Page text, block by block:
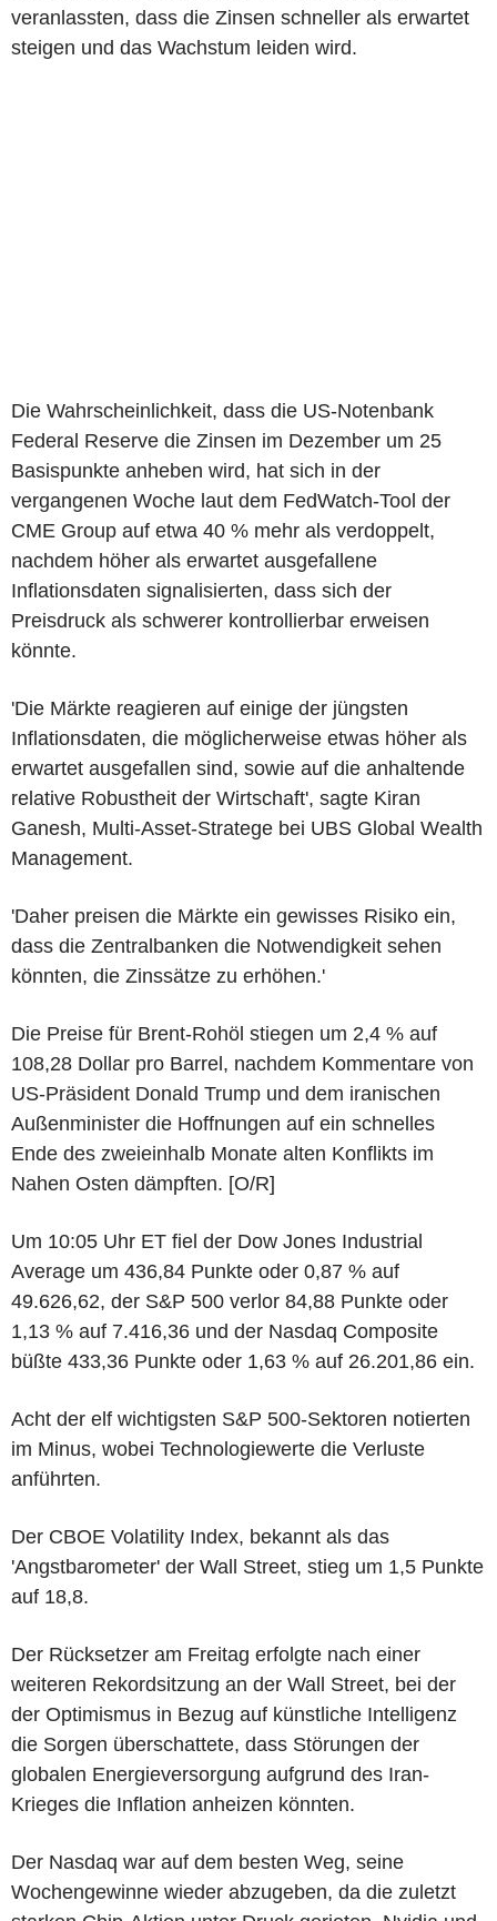
veranlassten, dass die Zinsen schneller als erwartet
steigen und das Wachstum leiden wird.
Die Wahrscheinlichkeit, dass die US-Notenbank
Federal Reserve die Zinsen im Dezember um 25
Basispunkte anheben wird, hat sich in der
vergangenen Woche laut dem FedWatch-Tool der
CME Group auf etwa 40 % mehr als verdoppelt,
nachdem höher als erwartet ausgefallene
Inflationsdaten signalisierten, dass sich der
Preisdruck als schwerer kontrollierbar erweisen
könnte.
'Die Märkte reagieren auf einige der jüngsten
Inflationsdaten, die möglicherweise etwas höher als
erwartet ausgefallen sind, sowie auf die anhaltende
relative Robustheit der Wirtschaft', sagte Kiran
Ganesh, Multi-Asset-Stratege bei UBS Global Wealth
Management.
'Daher preisen die Märkte ein gewisses Risiko ein,
dass die Zentralbanken die Notwendigkeit sehen
könnten, die Zinssätze zu erhöhen.'
Die Preise für Brent-Rohöl stiegen um 2,4 % auf
108,28 Dollar pro Barrel, nachdem Kommentare von
US-Präsident Donald Trump und dem iranischen
Außenminister die Hoffnungen auf ein schnelles
Ende des zweieinhalb Monate alten Konflikts im
Nahen Osten dämpften. [O/R]
Um 10:05 Uhr ET fiel der Dow Jones Industrial
Average um 436,84 Punkte oder 0,87 % auf
49.626,62, der S&P 500 verlor 84,88 Punkte oder
1,13 % auf 7.416,36 und der Nasdaq Composite
büßte 433,36 Punkte oder 1,63 % auf 26.201,86 ein.
Acht der elf wichtigsten S&P 500-Sektoren notierten
im Minus, wobei Technologiewerte die Verluste
anführten.
Der CBOE Volatility Index, bekannt als das
'Angstbarometer' der Wall Street, stieg um 1,5 Punkte
auf 18,8.
Der Rücksetzer am Freitag erfolgte nach einer
weiteren Rekordsitzung an der Wall Street, bei der
der Optimismus in Bezug auf künstliche Intelligenz
die Sorgen überschattete, dass Störungen der
globalen Energieversorgung aufgrund des Iran-
Krieges die Inflation anheizen könnten.
Der Nasdaq war auf dem besten Weg, seine
Wochengewinne wieder abzugeben, da die zuletzt